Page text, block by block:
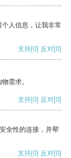
人信息，让我非常
支持[0] 反对[0]
需求。
支持[0] 反对[0]
全性的连接，并帮
支持[0] 反对[0]